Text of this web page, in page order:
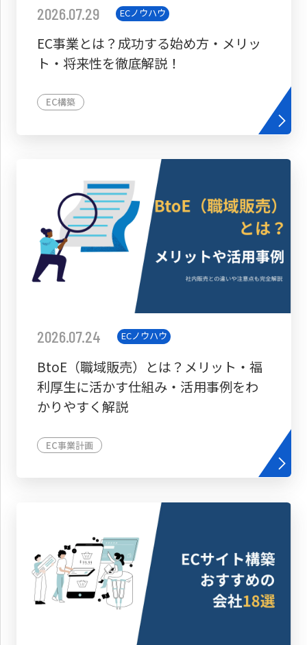
2026.07.29 ECノウハウ
EC事業とは？成功する始め方・メリッ
ト・将来性を徹底解説！
EC構築
2026.07.24 ECノウハウ
BtoE（職域販売）とは？メリット・福
利厚生に活かす仕組み・活用事例をわ
かりやすく解説
EC事業計画